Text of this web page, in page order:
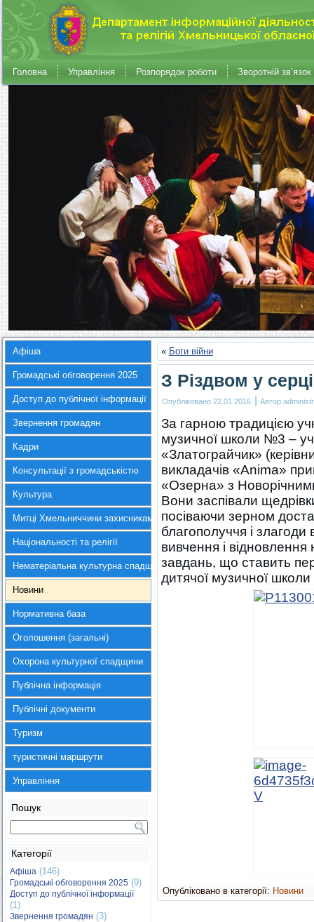
Головна Управління Розпорядок роботи Зворотній зв’язок
Афіша
Громадські обговорення 2025
Доступ до публічної інформації
Звернення громадян
Кадри
Консультації з громадськістю
Культура
Митці Хмельниччини захисникам України
Національності та релігії
Нематеріальна культурна спадщина
Новини
Нормативна база
Оголошення (загальні)
Охорона культурної спадщини
Публічна інформація
Публічні документи
Туризм
туристичні маршрути
Управління
Пошук
Категорії
Афіша (146)
Громадські обговорення 2025 (9)
Доступ до публічної інформації
(1)
Звернення громадян (3)
« Боги війни
З Різдвом у серці
Опубліковано 22.01.2016 | Автор
За гарною традицією
музичної школи №3 –
«Златограйчик»
викладачів «Anima»
«Озерна» з
Вони заспівали
посіваючи зерном
благополуччя і
вивчення і
завдань, що ставить
дитячої музичної
Опубліковано в категорії: Новини